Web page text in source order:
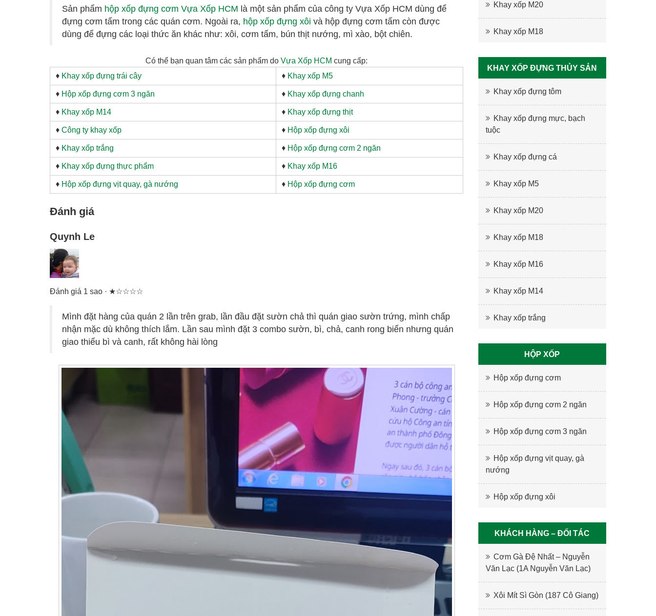
Sản phẩm hộp xốp đựng cơm Vựa Xốp HCM là một sản phẩm của công ty Vựa Xốp HCM dùng để
đựng cơm tấm trong các quán cơm. Ngoài ra, hộp xốp đựng xôi và hộp đựng cơm tấm còn được
dùng để đựng các loại thức ăn khác như: xôi, cơm tấm, bún thịt nướng, mì xào, bột chiên.
Có thể bạn quan tâm các sản phẩm do Vựa Xốp HCM cung cấp:
♦ Khay xốp đựng trái cây ♦ Khay xốp M5
♦ Hộp xốp đựng cơm 3 ngăn ♦ Khay xốp đựng chanh
♦ Khay xốp M14 ♦ Khay xốp đựng thịt
♦ Công ty khay xốp ♦ Hộp xốp đựng xôi
♦ Khay xốp trắng ♦ Hộp xốp đựng cơm 2 ngăn
♦ Khay xốp đựng thực phẩm ♦ Khay xốp M16
♦ Hộp xốp đựng vịt quay, gà nướng ♦ Hộp xốp đựng cơm
Đánh giá
Quynh Le
Đánh giá 1 sao · ★☆☆☆☆
Mình đặt hàng của quán 2 lần trên grab, lần đầu đặt sườn chả thì quán giao sườn trứng, mình chấp
nhận mặc dù không thích lắm. Lần sau mình đặt 3 combo sườn, bì, chả, canh rong biển nhưng quán
giao thiếu bì và canh, rất không hài lòng
Khay xốp M20
Khay xốp M18
KHAY XỐP ĐỰNG THỦY SẢN
Khay xốp đựng tôm
Khay xốp đựng mực, bạch
tuộc
Khay xốp đựng cá
Khay xốp M5
Khay xốp M20
Khay xốp M18
Khay xốp M16
Khay xốp M14
Khay xốp trắng
HỘP XỐP
Hộp xốp đựng cơm
Hộp xốp đựng cơm 2 ngăn
Hộp xốp đựng cơm 3 ngăn
Hộp xốp đựng vịt quay, gà
nướng
Hộp xốp đựng xôi
KHÁCH HÀNG – ĐỐI TÁC
Cơm Gà Đệ Nhất – Nguyễn
Văn Lạc (1A Nguyễn Văn Lạc)
Xôi Mít Sì Gòn (187 Cô Giang)